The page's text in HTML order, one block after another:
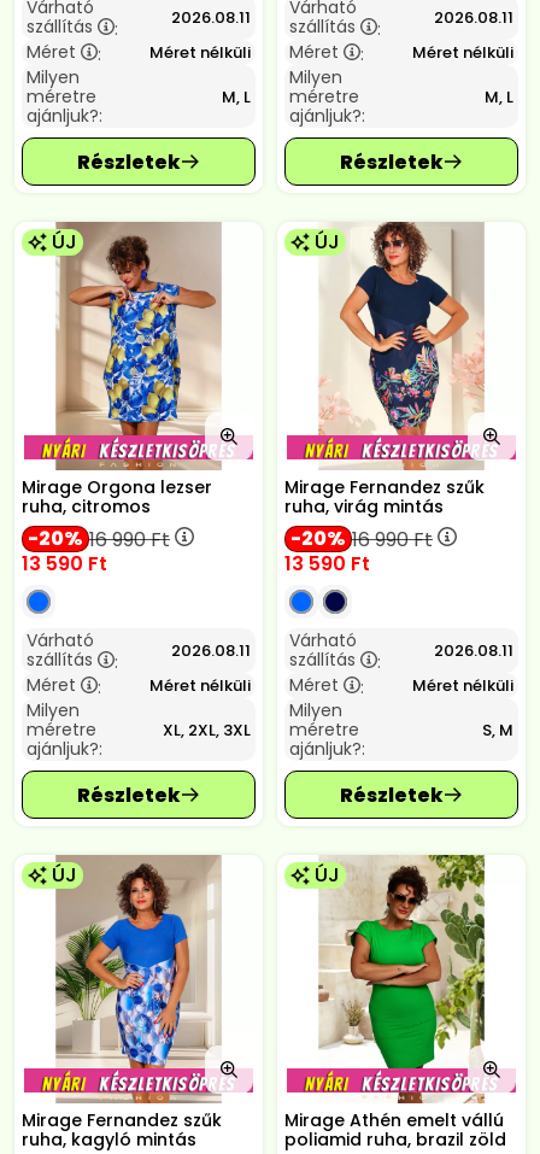
Várható
szállítás
: 2026.08.11
Méret : Méret nélküli
Milyen
méretre
ajánljuk?:
M, L
Várható
szállítás
: 2026.08.11
Méret : Méret nélküli
Milyen
méretre
ajánljuk?:
M, L
ÚJ
Mirage Orgona lezser
ruha, citromos
20 16 990Ft
13 590 Ft
Várható
szállítás
: 2026.08.11
Méret : Méret nélküli
Milyen
méretre
ajánljuk?:
XL, 2XL, 3XL
ÚJ
Mirage Fernandez szűk
ruha, virág mintás
20 16 990Ft
13 590 Ft
Várható
szállítás
: 2026.08.11
Méret : Méret nélküli
Milyen
méretre
ajánljuk?:
S, M
ÚJ
Mirage Fernandez szűk
ruha, kagyló mintás
ÚJ
Mirage Athén emelt vállú
poliamid ruha, brazil zöld